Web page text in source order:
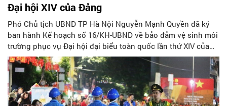
Đại hội XIV của Đảng
Phó Chủ tịch UBND TP Hà Nội Nguyễn Mạnh Quyền đã ký
ban hành Kế hoạch số 16/KH-UBND về bảo đảm vệ sinh môi
trường phục vụ Đại hội đại biểu toàn quốc lần thứ XIV của
Đảng.